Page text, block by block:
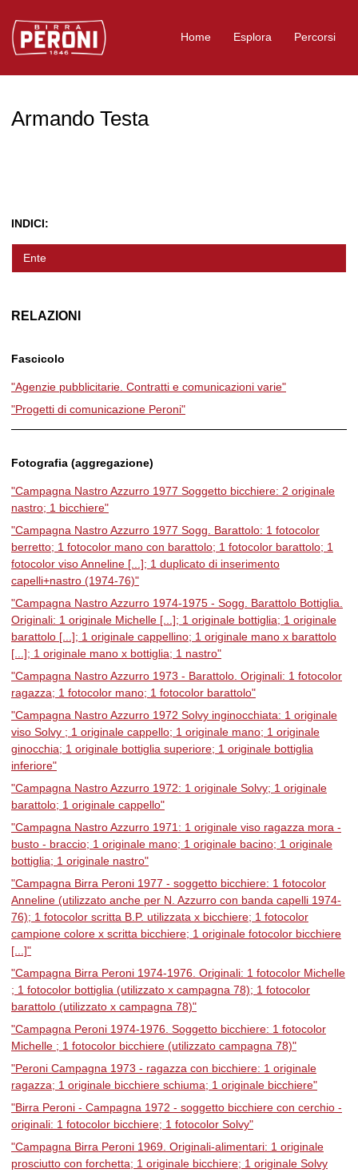
Logo Birra Peroni
Home Esplora Percorsi
Armando Testa
INDICI:
Ente
RELAZIONI
Fascicolo
"Agenzie pubblicitarie. Contratti e comunicazioni varie"
"Progetti di comunicazione Peroni"
Fotografia (aggregazione)
"Campagna Nastro Azzurro 1977 Soggetto bicchiere: 2 originale
nastro; 1 bicchiere"
"Campagna Nastro Azzurro 1977 Sogg. Barattolo: 1 fotocolor
berretto; 1 fotocolor mano con barattolo; 1 fotocolor barattolo; 1
fotocolor viso Anneline [...]; 1 duplicato di inserimento
capelli+nastro (1974-76)"
"Campagna Nastro Azzurro 1974-1975 - Sogg. Barattolo Bottiglia.
Originali: 1 originale Michelle [...]; 1 originale bottiglia; 1 originale
barattolo [...]; 1 originale cappellino; 1 originale mano x barattolo
[...]; 1 originale mano x bottiglia; 1 nastro"
"Campagna Nastro Azzurro 1973 - Barattolo. Originali: 1 fotocolor
ragazza; 1 fotocolor mano; 1 fotocolor barattolo"
"Campagna Nastro Azzurro 1972 Solvy inginocchiata: 1 originale
viso Solvy ; 1 originale cappello; 1 originale mano; 1 originale
ginocchia; 1 originale bottiglia superiore; 1 originale bottiglia
inferiore"
"Campagna Nastro Azzurro 1972: 1 originale Solvy; 1 originale
barattolo; 1 originale cappello"
"Campagna Nastro Azzurro 1971: 1 originale viso ragazza mora -
busto - braccio; 1 originale mano; 1 originale bacino; 1 originale
bottiglia; 1 originale nastro"
"Campagna Birra Peroni 1977 - soggetto bicchiere: 1 fotocolor
Anneline (utilizzato anche per N. Azzurro con banda capelli 1974-
76); 1 fotocolor scritta B.P. utilizzata x bicchiere; 1 fotocolor
campione colore x scritta bicchiere; 1 originale fotocolor bicchiere
[...]"
"Campagna Birra Peroni 1974-1976. Originali: 1 fotocolor Michelle
; 1 fotocolor bottiglia (utilizzato x campagna 78); 1 fotocolor
barattolo (utilizzato x campagna 78)"
"Campagna Peroni 1974-1976. Soggetto bicchiere: 1 fotocolor
Michelle ; 1 fotocolor bicchiere (utilizzato campagna 78)"
"Peroni Campagna 1973 - ragazza con bicchiere: 1 originale
ragazza; 1 originale bicchiere schiuma; 1 originale bicchiere"
"Birra Peroni - Campagna 1972 - soggetto bicchiere con cerchio -
originali: 1 fotocolor bicchiere; 1 fotocolor Solvy"
"Campagna Birra Peroni 1969. Originali-alimentari: 1 originale
prosciutto con forchetta; 1 originale bicchiere; 1 originale Solvy